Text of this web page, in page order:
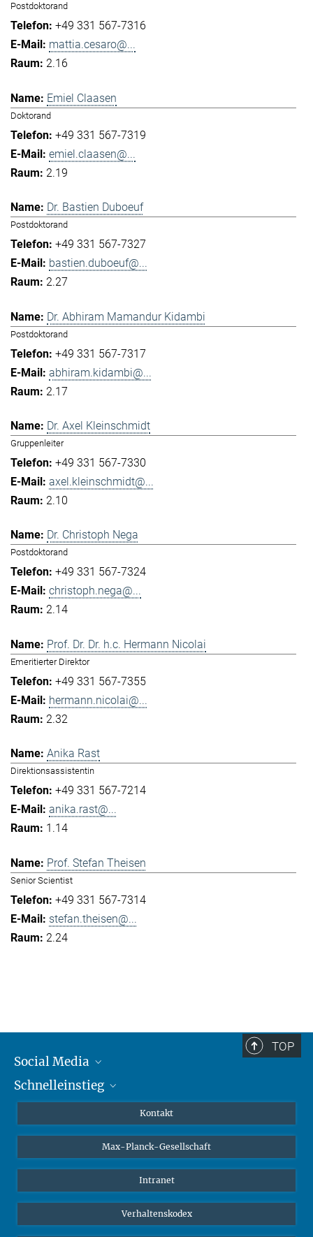
Postdoktorand
+49 331 567-7316
mattia.cesaro@...
2.16
Emiel Claasen
Doktorand
+49 331 567-7319
emiel.claasen@...
2.19
Dr. Bastien Duboeuf
Postdoktorand
+49 331 567-7327
bastien.duboeuf@...
2.27
Dr. Abhiram Mamandur Kidambi
Postdoktorand
+49 331 567-7317
abhiram.kidambi@...
2.17
Dr. Axel Kleinschmidt
Gruppenleiter
+49 331 567-7330
axel.kleinschmidt@...
2.10
Dr. Christoph Nega
Postdoktorand
+49 331 567-7324
christoph.nega@...
2.14
Prof. Dr. Dr. h.c. Hermann Nicolai
Emeritierter Direktor
+49 331 567-7355
hermann.nicolai@...
2.32
Anika Rast
Direktionsassistentin
+49 331 567-7214
anika.rast@...
1.14
Prof. Stefan Theisen
Senior Scientist
+49 331 567-7314
stefan.theisen@...
2.24
TOP
Social Media
Mastodon
Schnelleinstieg
Schüler*innen
Öffentlichkeit
Alumnae | Alumni
Kontakt
Max-Planck-Gesellschaft
Intranet
Verhaltenskodex